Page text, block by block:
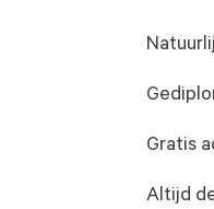
Gratis
Altijd